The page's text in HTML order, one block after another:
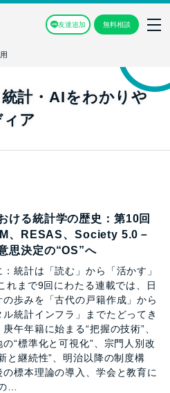
友達追加 無料相談
計・AIをわかりや
ア
ける統計学の歴史：第10回
、RESAS、Society 5.0－
思決定の“OS”へ
：統計は「読む」から「活かす」
れまで9回にわたる連載では、日
の歩みを「古代の戸籍作成」から
ル統計インフラ」までたどってき
庚午年籍に始まる“把握の技術”、
の“標準化と可視化”、宗門人別改
と継続性”、明治以降の制度構
の標本理論の導入、学会と教育に
…